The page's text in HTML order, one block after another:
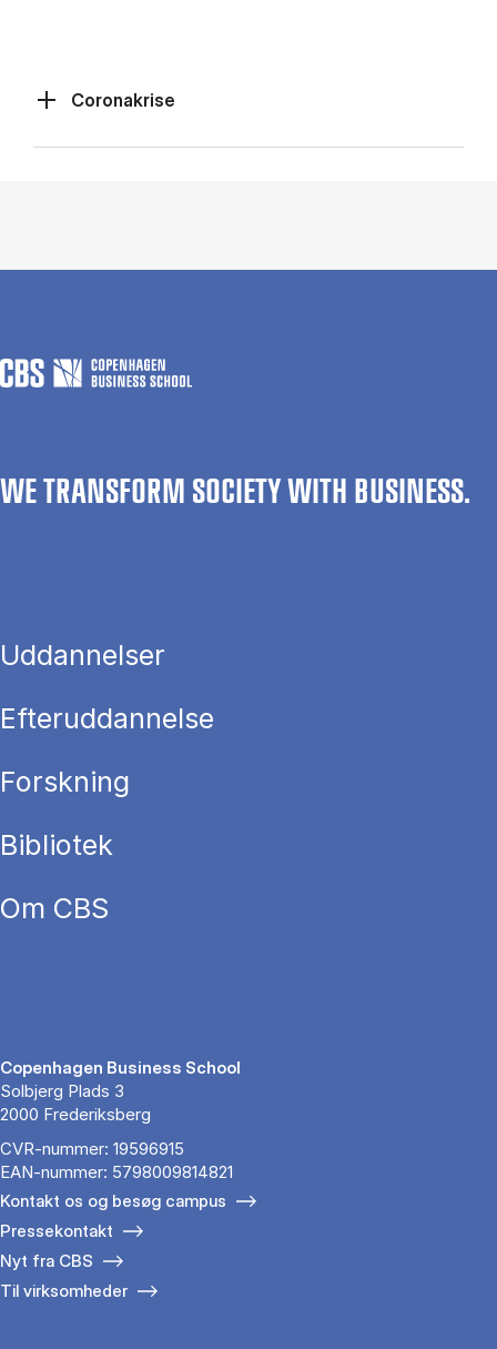
Coronakrise
WE TRANSFORM SOCIETY WITH BUSINESS.
Uddannelser
Efteruddannelse
Forskning
Bibliotek
Om CBS
Copenhagen Business School
Solbjerg Plads 3
2000 Frederiksberg
CVR-nummer: 19596915
EAN-nummer: 5798009814821
Kontakt os og besøg campus
Pressekontakt
Nyt fra CBS
Til virksomheder